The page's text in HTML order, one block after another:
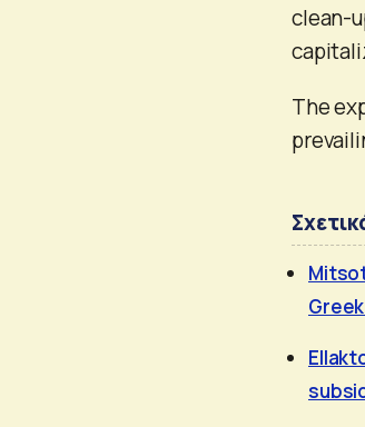
clean-
The